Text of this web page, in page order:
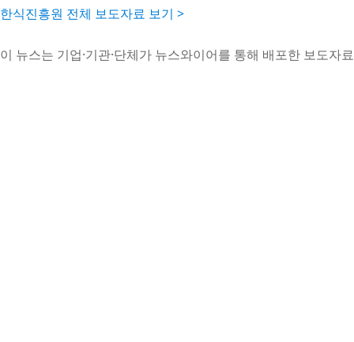
한식진흥원 전체 보도자료 보기 >
이 뉴스는 기업·기관·단체가 뉴스와이어를 통해 배포한 보도자